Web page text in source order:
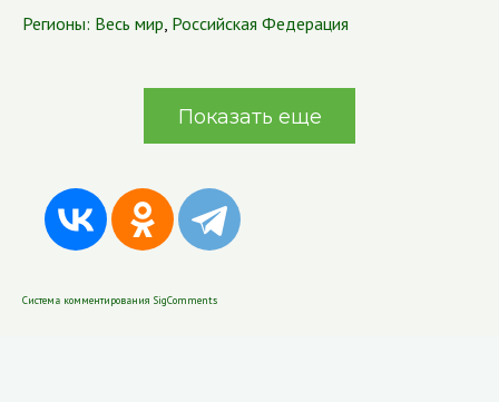
Регионы: Весь мир, Российская Федерация
Показать еще
Система комментирования SigComments